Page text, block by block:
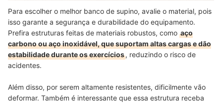
Para escolher o melhor banco de supino, avalie o material, pois
isso garante a segurança e durabilidade do equipamento.
Prefira estruturas feitas de materiais robustos, como aço
carbono ou aço inoxidável, que suportam altas cargas e dão
estabilidade durante os exercícios, reduzindo o risco de
acidentes.
Além disso, por serem altamente resistentes, dificilmente vão
deformar. Também é interessante que essa estrutura receba